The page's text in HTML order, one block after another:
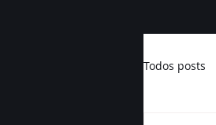
Todos posts